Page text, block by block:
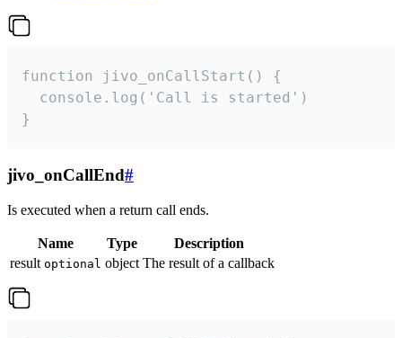
function jivo_onCallStart() {
  console.log('Call is started')
}
jivo_onCallEnd#
Is executed when a return call ends.
Name Type
Description
result optional object The result of a callback